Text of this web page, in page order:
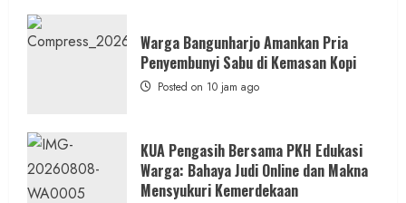
Warga Bangunharjo Amankan Pria
Penyembunyi Sabu di Kemasan Kopi
Posted on 10 jam ago
KUA Pengasih Bersama PKH Edukasi
Warga: Bahaya Judi Online dan Makna
Mensyukuri Kemerdekaan